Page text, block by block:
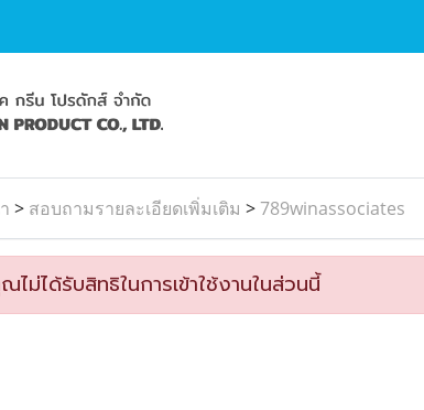
> สอบถามรายละเอียดเพิ่มเติม >789winassociates
ม่ได้รับสิทธิในการเข้าใช้งานในส่วนนี้